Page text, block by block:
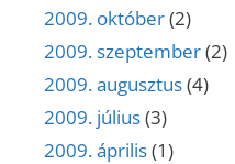
2009. október(2)
2009. szeptember(2)
2009. augusztus(4)
2009. július(3)
2009. április(1)